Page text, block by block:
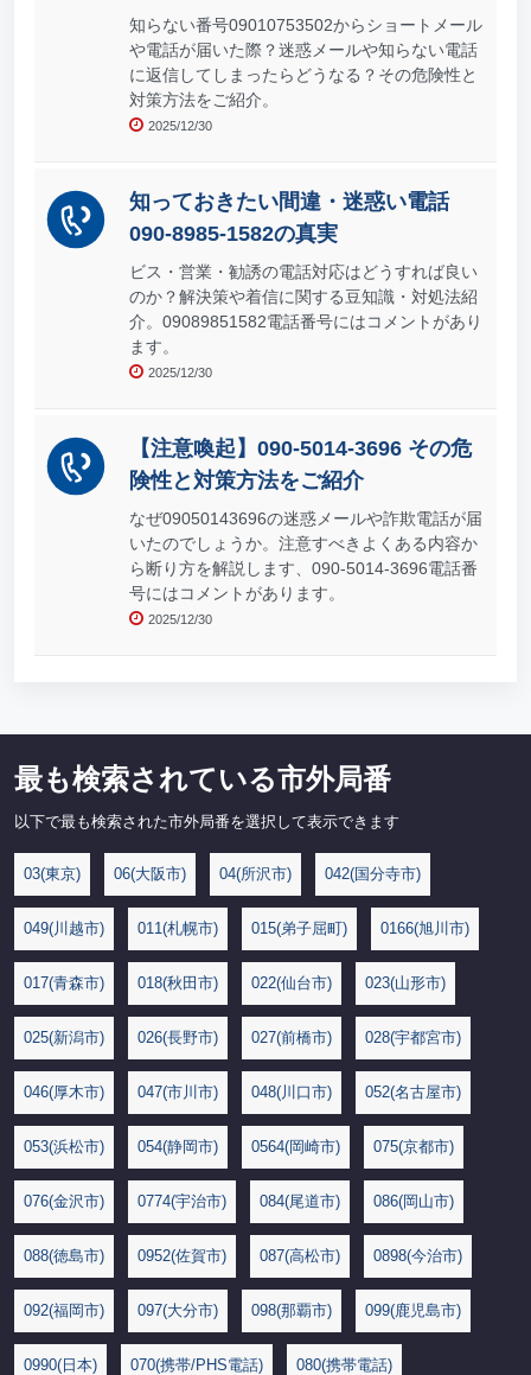
知らない番号09010753502からショートメール
や電話が届いた際？迷惑メールや知らない電話
に返信してしまったらどうなる？その危険性と
対策方法をご紹介。
2025/12/30
知っておきたい間違・迷惑い電話
090-8985-1582の真実
ビス・営業・勧誘の電話対応はどうすれば良い
のか？解決策や着信に関する豆知識・対処法紹
介。09089851582電話番号にはコメントがあり
ます。
2025/12/30
【注意喚起】090-5014-3696 その危
険性と対策方法をご紹介
なぜ09050143696の迷惑メールや詐欺電話が届
いたのでしょうか。注意すべきよくある内容か
ら断り方を解説します、090-5014-3696電話番
号にはコメントがあります。
2025/12/30
最も検索されている市外局番
以下で最も検索された市外局番を選択して表示できます
03(東京) 06(大阪市) 04(所沢市) 042(国分寺市)
049(川越市) 011(札幌市) 015(弟子屈町) 0166(旭川市)
017(青森市) 018(秋田市) 022(仙台市) 023(山形市)
025(新潟市) 026(長野市) 027(前橋市) 028(宇都宮市)
046(厚木市) 047(市川市) 048(川口市) 052(名古屋市)
053(浜松市) 054(静岡市) 0564(岡崎市) 075(京都市)
076(金沢市) 0774(宇治市) 084(尾道市) 086(岡山市)
088(徳島市) 0952(佐賀市) 087(高松市) 0898(今治市)
092(福岡市) 097(大分市) 098(那覇市) 099(鹿児島市)
0990(日本) 070(携帯/PHS電話) 080(携帯電話)